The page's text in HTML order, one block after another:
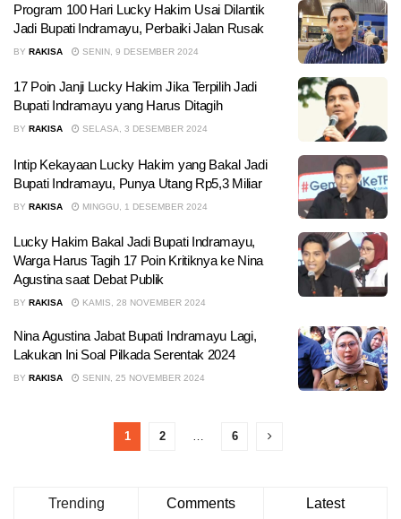
Program 100 Hari Lucky Hakim Usai Dilantik
Jadi Bupati Indramayu, Perbaiki Jalan Rusak
BY RAKISA SENIN, 9 DESEMBER 2024
17 Poin Janji Lucky Hakim Jika Terpilih Jadi
Bupati Indramayu yang Harus Ditagih
BY RAKISA SELASA, 3 DESEMBER 2024
Intip Kekayaan Lucky Hakim yang Bakal Jadi
Bupati Indramayu, Punya Utang Rp5,3 Miliar
BY RAKISA MINGGU, 1 DESEMBER 2024
Lucky Hakim Bakal Jadi Bupati Indramayu,
Warga Harus Tagih 17 Poin Kritiknya ke Nina
Agustina saat Debat Publik
BY RAKISA KAMIS, 28 NOVEMBER 2024
Nina Agustina Jabat Bupati Indramayu Lagi,
Lakukan Ini Soal Pilkada Serentak 2024
BY RAKISA SENIN, 25 NOVEMBER 2024
1 2 6
Trending Comments Latest